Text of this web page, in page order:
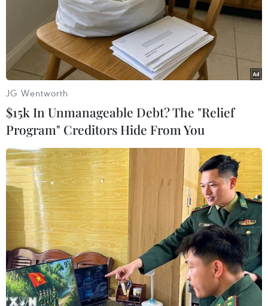
#Visa #Lộ trình an ninh thanh toán
#Bảo mật
#Người tiêu dùng
#Thanh toán di động
Theo dõi VietnamPlus
JG Wentworth
$15k In Unmanageable Debt? The "Relief
Program" Creditors Hide From You